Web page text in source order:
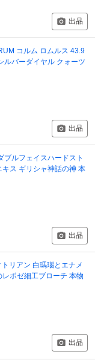
出品
コルム ロムルス 43.9
ルバーダイヤル クォーツ
出品
ブルフェイスハードスト
ス ギリシャ神話の神 本
出品
リアン 白瑪瑙とエナメ
ポゼ細工ブローチ 本物
出品